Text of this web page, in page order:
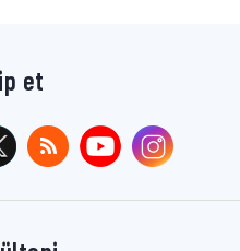
et